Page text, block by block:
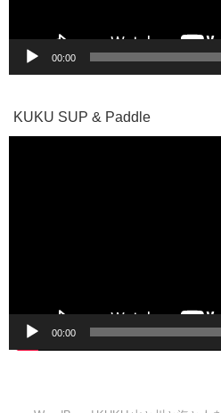
00:00
KUKU SUP & Paddle
00:00